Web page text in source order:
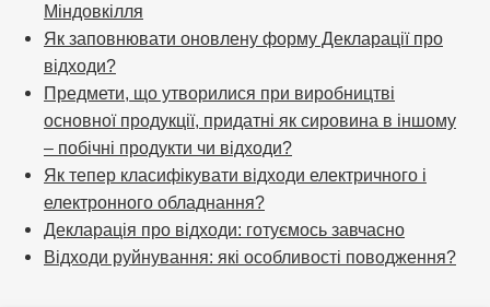
Міндовкілля
Як заповнювати оновлену форму Декларації про
відходи?
Предмети, що утворилися при виробництві
основної продукції, придатні як сировина в іншому
– побічні продукти чи відходи?
Як тепер класифікувати відходи електричного і
електронного обладнання?
Декларація про відходи: готуємось завчасно
Відходи руйнування: які особливості поводження?